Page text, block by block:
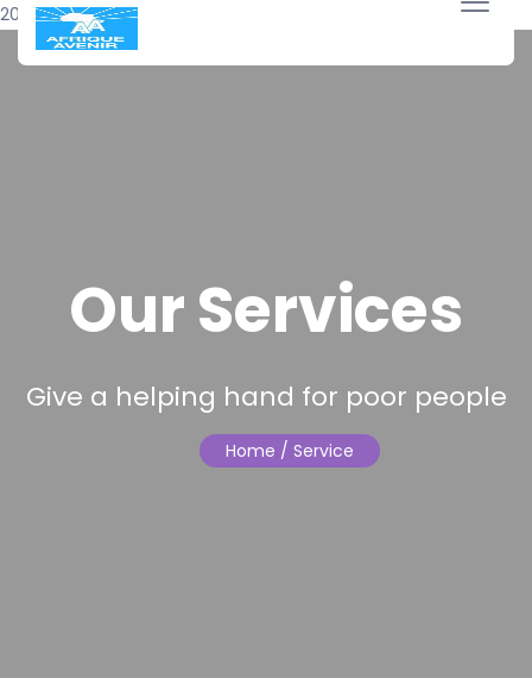
20 avril 2018
Our Services
Give a helping hand for poor people
Home / Service